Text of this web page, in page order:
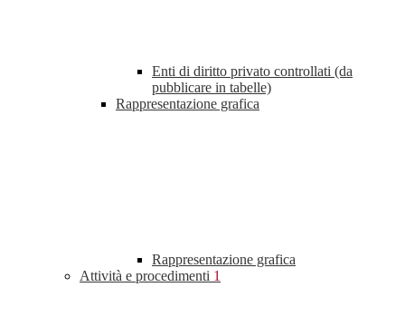
Enti di diritto privato controllati (da
pubblicare in tabelle)
Rappresentazione grafica
Rappresentazione grafica
Attività e procedimenti 1